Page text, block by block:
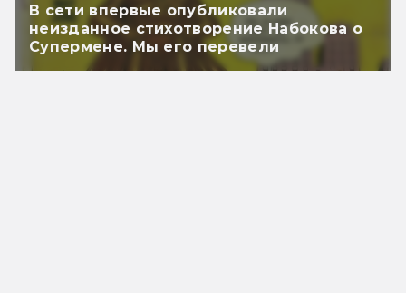
В сети впервые опубликовали
неизданное стихотворение Набокова о
Супермене. Мы его перевели